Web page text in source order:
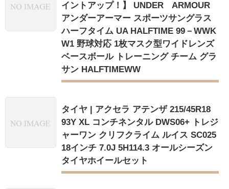
イントアップ！】 UNDER ARMOUR
アンダーアーマー スポーツサングラス
ハーフタイム UA HALFTIME 99－WWK
W1 野球対応 1枚マスク型ワイドレンズ
ベースボール トレーニング チーム グラ
サン HALFTIMEWW
タイヤ | アクセラ アテンザ 215/45R18
93Y XL コンチネンタル DWS06+ トレジ
ャーワン クリフクライム ルイス SC025
18インチ 7.0J 5H114.3 オールシーズン
タイヤホイールセット